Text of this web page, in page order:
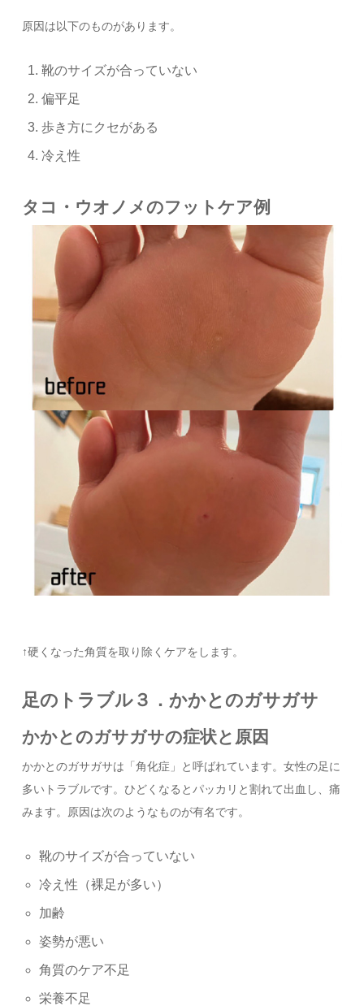
原因は以下のものがあります。
靴のサイズが合っていない
偏平足
歩き方にクセがある
冷え性
タコ・ウオノメのフットケア例
↑硬くなった角質を取り除くケアをします。
足のトラブル３．かかとのガサガサ
かかとのガサガサの症状と原因
かかとのガサガサは「角化症」と呼ばれています。女性の足に
多いトラブルです。ひどくなるとパッカリと割れて出血し、痛
みます。原因は次のようなものが有名です。
靴のサイズが合っていない
冷え性（裸足が多い）
加齢
姿勢が悪い
角質のケア不足
栄養不足